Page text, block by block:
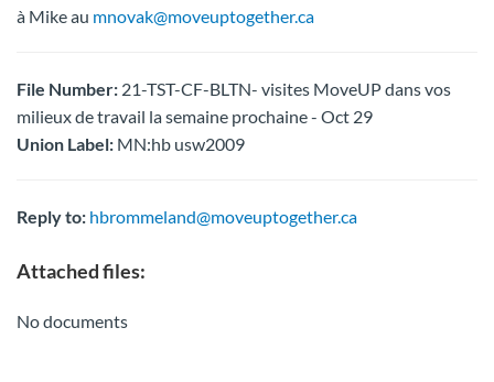
à Mike au mnovak@moveuptogether.ca
File Number: 21-TST-CF-BLTN- visites MoveUP dans vos
milieux de travail la semaine prochaine - Oct 29
Union Label: MN:hb usw2009
Reply to: hbrommeland@moveuptogether.ca
Attached files:
No documents